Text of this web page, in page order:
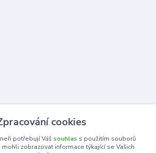
podpora
966
hod.)
cookies
potřebují Váš souhlas s použitím souborů
mohli zobrazovat informace týkající se Vašich